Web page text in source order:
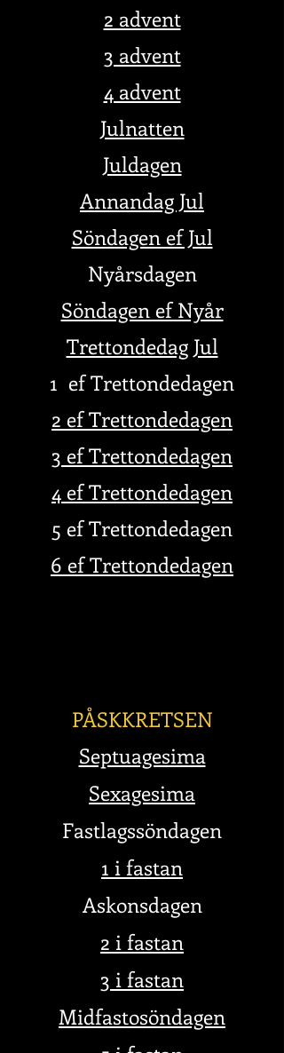
2 advent
3 advent
4 advent
Julnatten
Juldagen
Annandag Jul
Söndagen ef Jul
Nyårsdagen
Söndagen ef Nyår
Trettondedag Jul
1 ef Trettondedagen
2 ef Trettondedagen
3 ef Trettondedagen
4 ef Trettondedagen
5 ef Trettondedagen
6 ef Trettondedagen
PÅSKKRETSEN
Septuagesima
Sexagesima
Fastlagssöndagen
1 i fastan
Askonsdagen
2 i fastan
3 i fastan
Midfastosöndagen